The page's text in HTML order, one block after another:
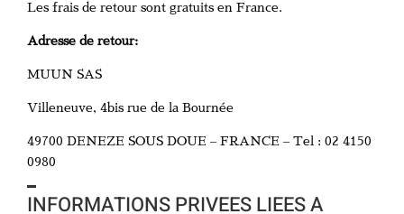
Les frais de retour sont gratuits en France.
Adresse de retour:
MUUN SAS
Villeneuve, 4bis rue de la Bournée
49700 DENEZE SOUS DOUE – FRANCE – Tel : 02 4150
0980
INFORMATIONS PRIVEES LIEES A